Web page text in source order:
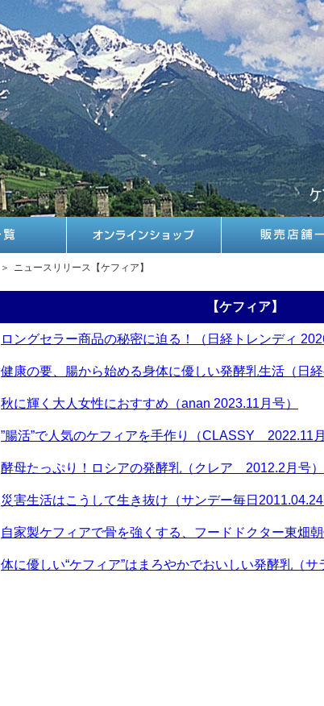
＞ ニュースリリース【ケフィア】
【ケフィア】
ロングセラー商品の秘密に迫る！（日経トレンディ
健康の要、腸から始める身体に優しい発酵乳生活（日経
秋に輝く大人女性におすすめ（anan 2023.11月号）
”腸活”で人気のケフィアを手作り（CLASSY 2022.11月
酵母たっぷり！ロシアの発酵乳（クレア 2012.2月号）
災害生活はこうして生き抜け（サンデー毎日2011.04.24
自家製ケフィアで骨を強くする、フードドクター東畑
体に優しい“ケフィア”はまろやかでおいしい発酵乳（